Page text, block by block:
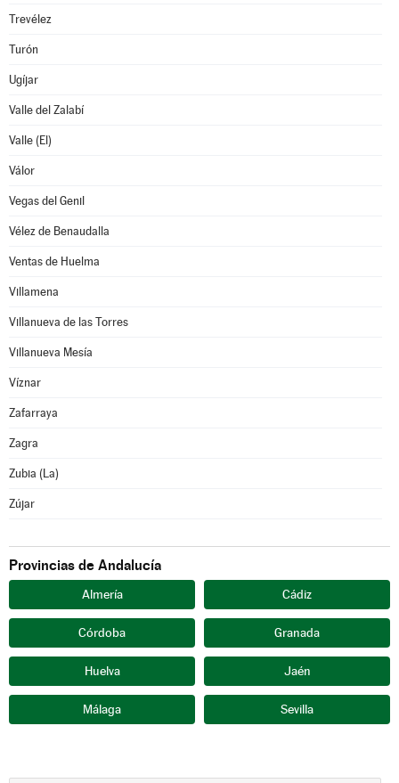
Trevélez
Turón
Ugíjar
Valle del Zalabí
Valle (El)
Válor
Vegas del Genil
Vélez de Benaudalla
Ventas de Huelma
Villamena
Villanueva de las Torres
Villanueva Mesía
Víznar
Zafarraya
Zagra
Zubia (La)
Zújar
Provincias de Andalucía
Almería Cádiz
Córdoba Granada
Huelva Jaén
Málaga Sevilla